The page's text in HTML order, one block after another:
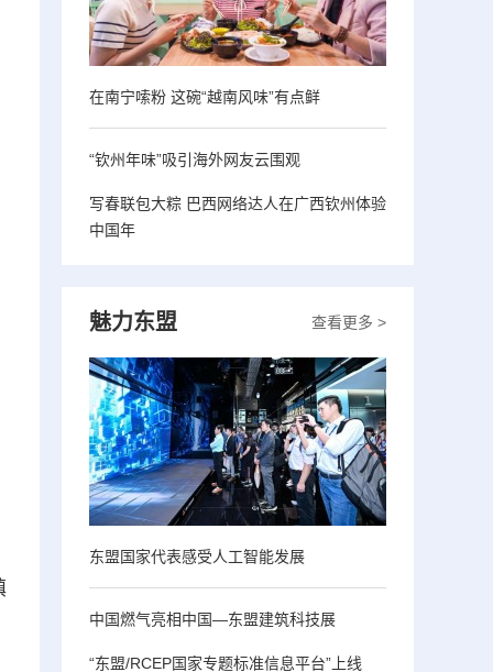
在南宁嗦粉 这碗“越南风味”有点鲜
“钦州年味”吸引海外网友云围观
写春联包大粽 巴西网络达人在广西钦州体验
中国年
查看更多 >
魅力东盟
东盟国家代表感受人工智能发展
中国燃气亮相中国—东盟建筑科技展
“东盟/RCEP国家专题标准信息平台”上线